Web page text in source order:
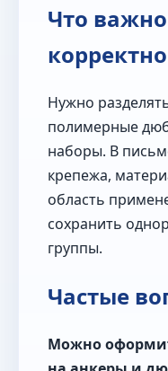
Что
Нужно
полимерные
наборы. В
крепежа,
область
сохранить
группы.
Частые
Можно